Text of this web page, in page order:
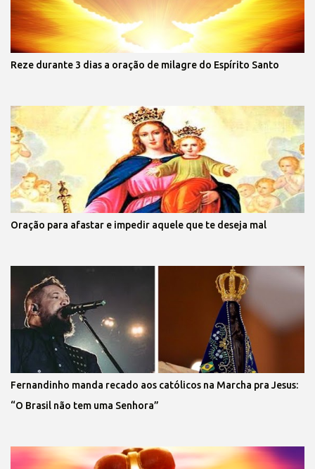
Reze durante 3 dias a oração de milagre do Espírito Santo
Oração para afastar e impedir aquele que te deseja mal
Fernandinho manda recado aos católicos na Marcha pra Jesus:
“O Brasil não tem uma Senhora”